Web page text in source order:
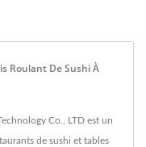
Roulant De Sushi À
Co., LTD est un
de sushi et tables